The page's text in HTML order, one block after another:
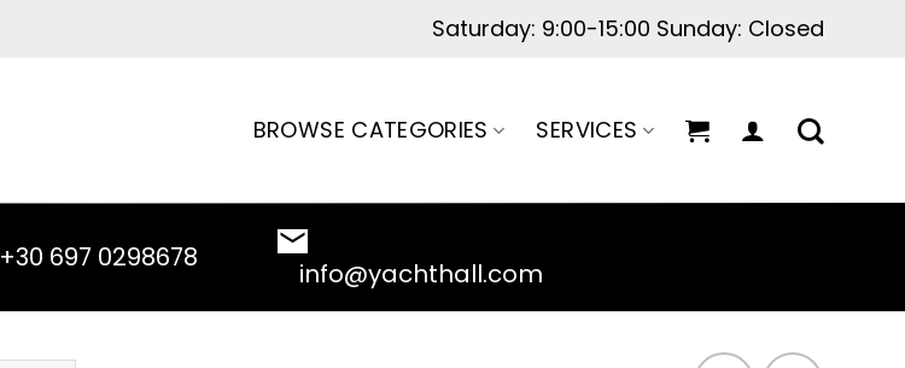
BROWSE CATEGORIES SERVICES
+30 697 0298678 info@yachthall.com